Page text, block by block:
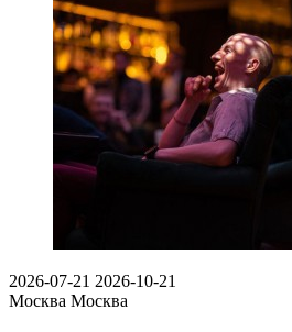
2026-07-21 2026-10-21
Москва Москва